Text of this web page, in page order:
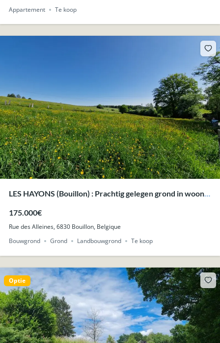
Appartement
Te koop
LES HAYONS (Bouillon) : Prachtig gelegen grond in woon-
175.000€
Rue des Alleines, 6830 Bouillon, Belgique
Bouwgrond
Grond Landbouwgrond Te koop
Optie